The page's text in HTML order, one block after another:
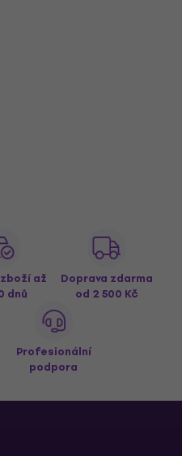
až
dnů
Doprava zdarma
od 2 500 Kč
Profesionální
podpora